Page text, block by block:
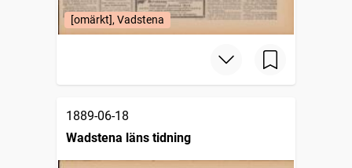
[omärkt], Vadstena
1889-06-18
Wadstena läns tidning